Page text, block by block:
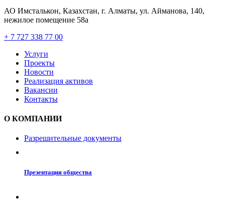
АО Имсталькон, Казахстан, г. Алматы, ул. Айманова, 140,
нежилое помещение 58а
+ 7 727 338 77 00
Услуги
Проекты
Новости
Реализация активов
Вакансии
Контакты
О КОМПАНИИ
Разрешительные документы
Презентация общества